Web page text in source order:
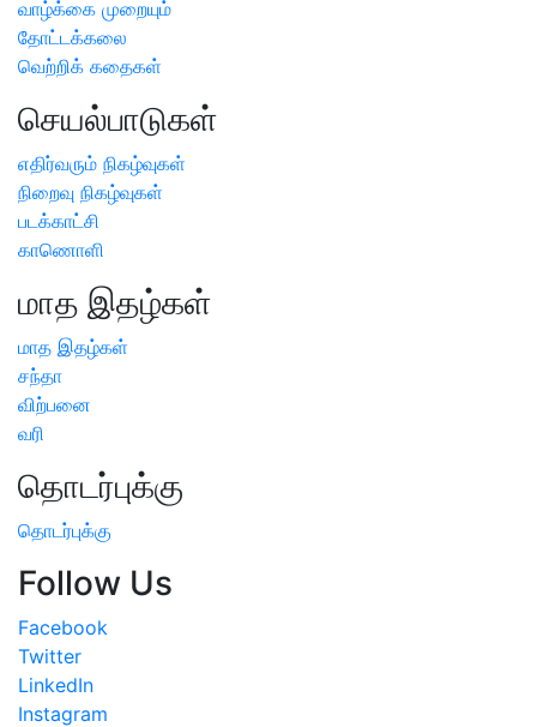
வாழ்க்கை முறையும்
தோட்டக்கலை
வெற்றிக் கதைகள்
செயல்பாடுகள்
எதிர்வரும் நிகழ்வுகள்
நிறைவு நிகழ்வுகள்
படக்காட்சி
காணொளி
மாத இதழ்கள்
மாத இதழ்கள்
சந்தா
விற்பனை
வரி
தொடர்புக்கு
தொடர்புக்கு
Follow Us
Facebook
Twitter
LinkedIn
Instagram